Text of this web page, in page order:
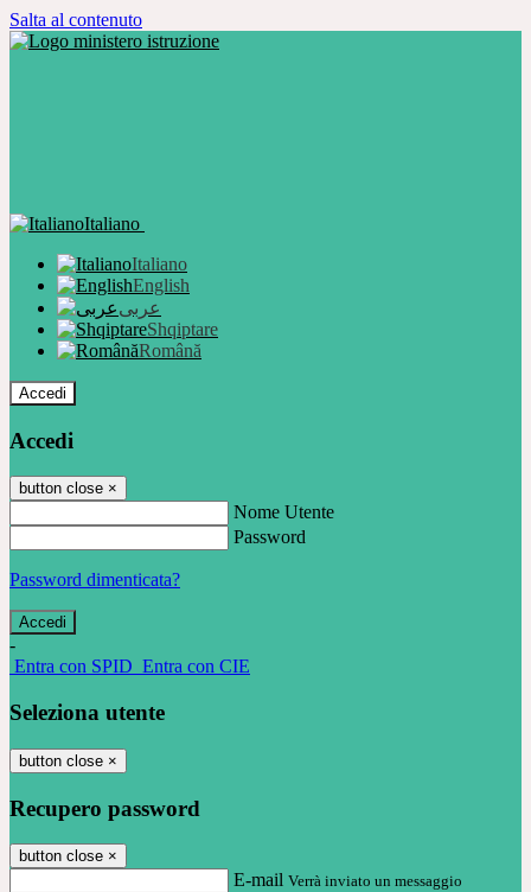
Salta al contenuto
Italiano
Italiano
English
عربى
Shqiptare
Română
Accedi
Accedi
button close ×
Nome Utente
Password
Password dimenticata?
-
Entra con SPID Entra con CIE
Seleziona utente
button close ×
Recupero password
button close ×
E-mail Verrà inviato un messaggio